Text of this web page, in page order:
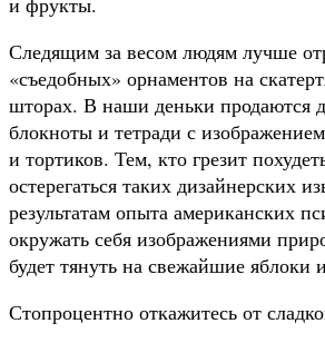
Следящим за весом людям лучше
«съедобных» орнаментов на
шторах. В наши деньки продаются
блокноты и тетради с
и тортиков. Тем, кто грезит
остерегаться таких дизайнерских
результатам опыта американских
окружать себя изображениями
будет тянуть на свежайшие яблоки
Стопроцентно откажитесь от